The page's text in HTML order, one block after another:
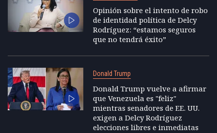
Opinión sobre el intento de robo
de identidad política de Delcy
Rodríguez: “estamos seguros
que no tendrá éxito”
Donald Trump
Donald Trump vuelve a afirmar
que Venezuela es "feliz"
mientras senadores de EE. UU.
exigen a Delcy Rodríguez
elecciones libres e inmediatas